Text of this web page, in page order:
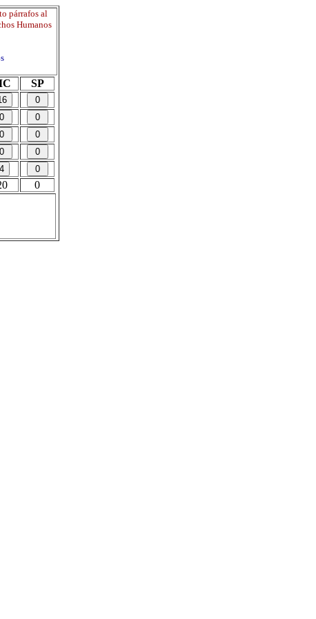
párrafos al
Humanos
SP
0